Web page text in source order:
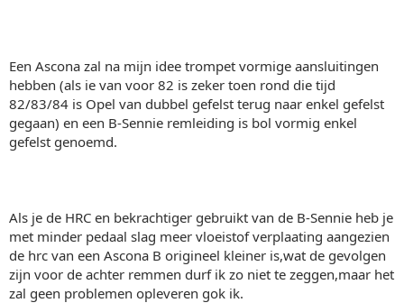
Een Ascona zal na mijn idee trompet vormige aansluitingen
hebben (als ie van voor 82 is zeker toen rond die tijd
82/83/84 is Opel van dubbel gefelst terug naar enkel gefelst
gegaan) en een B-Sennie remleiding is bol vormig enkel
gefelst genoemd.
Als je de HRC en bekrachtiger gebruikt van de B-Sennie heb je
met minder pedaal slag meer vloeistof verplaating aangezien
de hrc van een Ascona B origineel kleiner is,wat de gevolgen
zijn voor de achter remmen durf ik zo niet te zeggen,maar het
zal geen problemen opleveren gok ik.